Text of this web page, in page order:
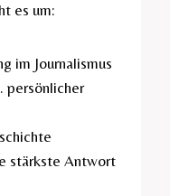
es um:
im Journalismus
persönlicher
stärkste Antwort